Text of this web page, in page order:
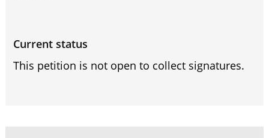
Current status
This petition is not open to collect signatures.